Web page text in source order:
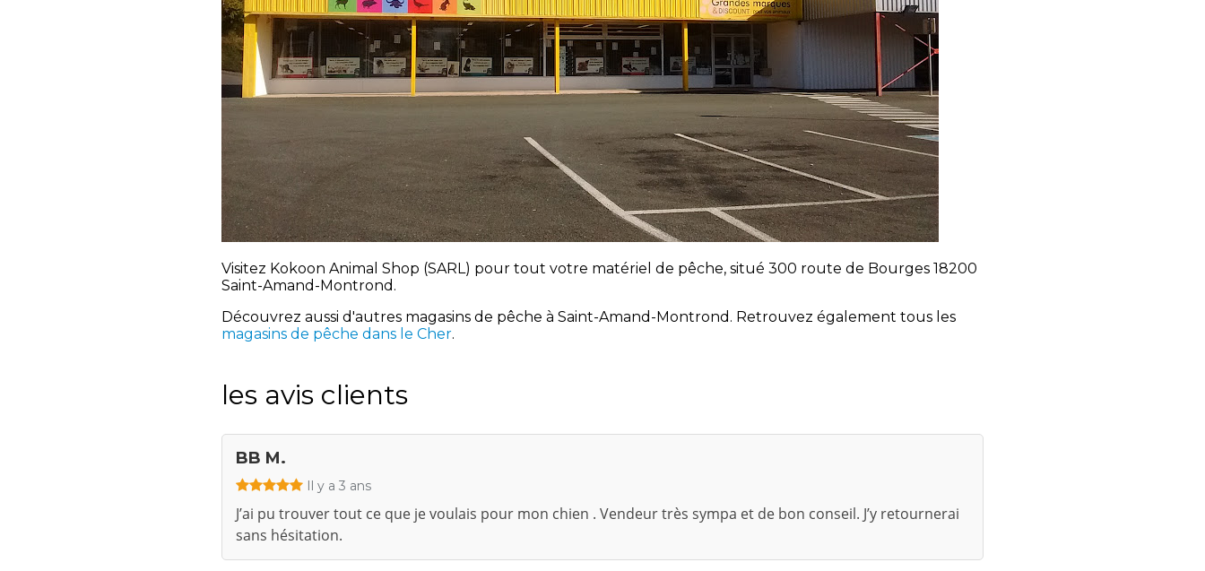
Visitez Kokoon Animal Shop (SARL) pour tout votre matériel de pêche, situé 300 route de Bourges 18200
Saint-Amand-Montrond.
Découvrez aussi d'autres magasins de pêche à Saint-Amand-Montrond. Retrouvez également tous les
magasins de pêche dans le Cher.
les avis clients
BB M.
Il y a 3 ans
J’ai pu trouver tout ce que je voulais pour mon chien . Vendeur très sympa et de bon conseil. J’y retournerai
sans hésitation.